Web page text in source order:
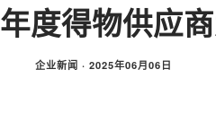
度得物供应
企业新闻 · 2025年06月06日